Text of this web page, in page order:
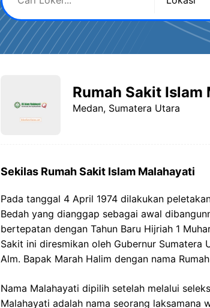
Rumah Sakit Islam
Medan, Sumatera Utara
Sekilas Rumah Sakit Islam Malahayati
Pada tanggal 4 April 1974 dilakukan
Bedah yang dianggap sebagai awal
bertepatan dengan Tahun Baru Hijriah 1
Sakit ini diresmikan oleh Gubernur
Alm. Bapak Marah Halim dengan nama
Nama Malahayati dipilih setelah melalui
Malahayati adalah nama seorang laksamana